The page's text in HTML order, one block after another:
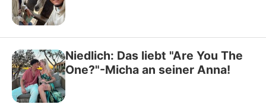
Niedlich: Das liebt "Are You The
One?"-Micha an seiner Anna!